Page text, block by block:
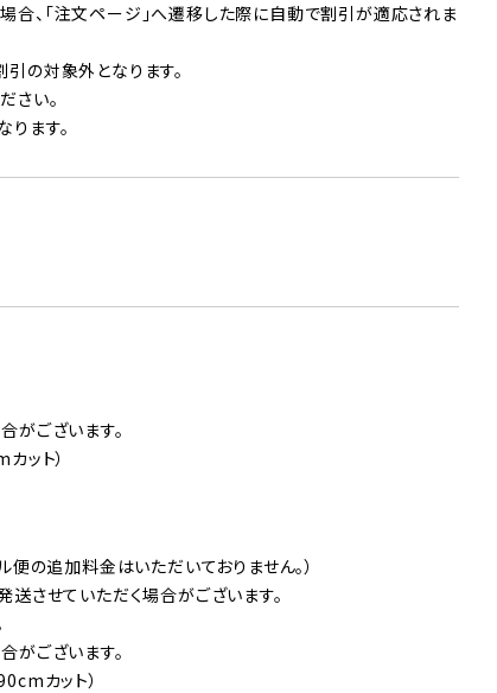
、「注文ページ」へ遷移した際に自動で割引が適応されま
の対象外となります。
さい。
ます。
がございます。
ット）
の追加料金はいただいておりません。）
させていただく場合がございます。
がございます。
カット）